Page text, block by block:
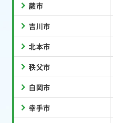
蕨市
吉川市
北本市
秩父市
白岡市
幸手市